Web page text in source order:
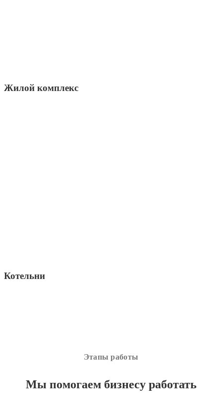
Жилой комплекс
Котельни
Этапы работы
Мы помогаем бизнесу работать